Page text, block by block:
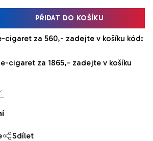
PŘIDAT DO KOŠÍKU
cigaret za 560,- zadejte v košíku kód:
cigaret za 1865,- zadejte v košíku
Sdílet